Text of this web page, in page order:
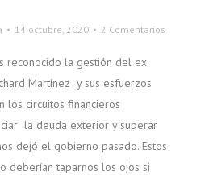
14 octubre, 2020 2 Comentarios
reconocido la gestión del ex
Martínez y sus esfuerzos
los circuitos financieros
la deuda exterior y superar
dejó el gobierno pasado. Estos
deberían taparnos los ojos si